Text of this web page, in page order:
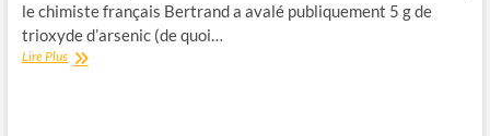
le chimiste français Bertrand a avalé publiquement 5 g de
trioxyde d’arsenic (de quoi…
Lire PlusCharbon